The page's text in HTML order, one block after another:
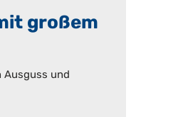
großem
Ausguss und